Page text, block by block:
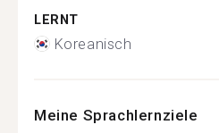
LERNT
Koreanisch
Meine Sprachlernziele